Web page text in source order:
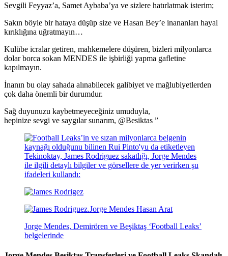
Sevgili Feyyaz’a, Samet Aybaba’ya ve sizlere hatırlatmak isterim;
Sakın böyle bir hataya düşüp size ve Hasan Bey’e inananları hayal
kırıklığına uğratmayın…
Kulübe icralar getiren, mahkemelere düşüren, bizleri milyonlarca
dolar borca sokan MENDES ile işbirliği yapma gafletine
kapılmayın.
İnanın bu olay sahada alınabilecek galibiyet ve mağlubiyetlerden
çok daha önemli bir durumdur.
Sağ duyunuzu kaybetmeyeceğiniz umuduyla,
hepinize sevgi ve saygılar sunarım, @Besiktas ”
Jorge Mendes, Demirören ve Beşiktaş ‘Football Leaks’
belgelerinde